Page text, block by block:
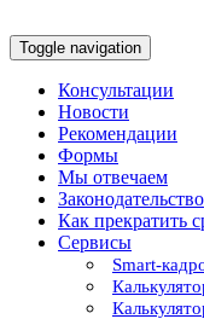
Toggle navigation
Консультации
Новости
Рекомендации
Формы
Мы отвечаем
Законодательство
Как прекратить
Сервисы
Smart-